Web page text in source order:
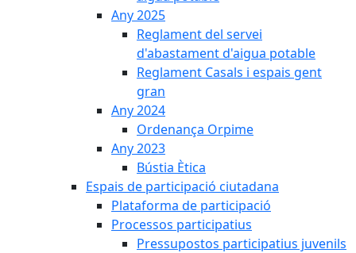
Any 2025
Reglament del servei
d'abastament d'aigua potable
Reglament Casals i espais gent
gran
Any 2024
Ordenança Orpime
Any 2023
Bústia Ètica
Espais de participació ciutadana
Plataforma de participació
Processos participatius
Pressupostos participatius juvenils